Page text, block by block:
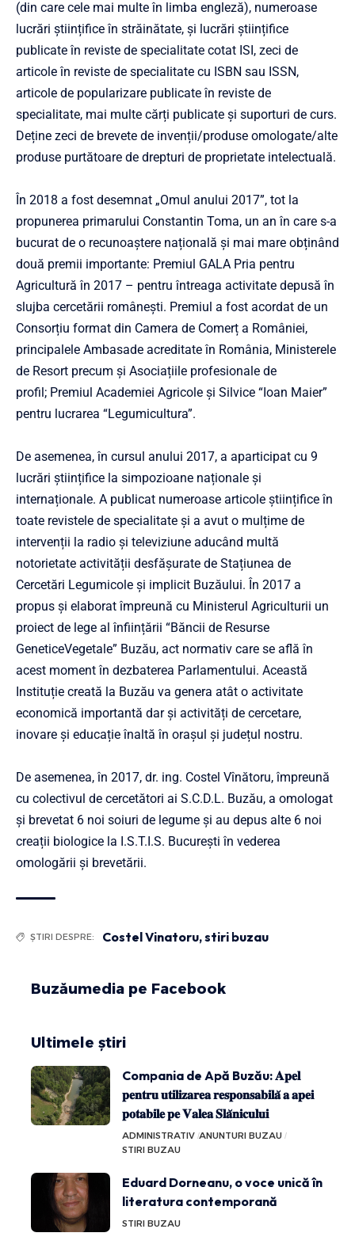
(din care cele mai multe în limba engleză), numeroase
lucrări științifice în străinătate, și lucrări științifice
publicate în reviste de specialitate cotat ISI, zeci de
articole în reviste de specialitate cu ISBN sau ISSN,
articole de popularizare publicate în reviste de
specialitate, mai multe cărți publicate și suporturi de curs.
Deține zeci de brevete de invenții/produse omologate/alte
produse purtătoare de drepturi de proprietate intelectuală.
În 2018 a fost desemnat „Omul anului 2017”, tot la
propunerea primarului Constantin Toma, un an în care s-a
bucurat de o recunoaștere națională și mai mare obținând
două premii importante: Premiul GALA Pria pentru
Agricultură în 2017 – pentru întreaga activitate depusă în
slujba cercetării românești. Premiul a fost acordat de un
Consorțiu format din Camera de Comerț a României,
principalele Ambasade acreditate în România, Ministerele
de Resort precum și Asociațiile profesionale de
profil; Premiul Academiei Agricole și Silvice “Ioan Maier”
pentru lucrarea “Legumicultura”.
De asemenea, în cursul anului 2017, a aparticipat cu 9
lucrări științifice la simpozioane naționale și
internaționale. A publicat numeroase articole științifice în
toate revistele de specialitate și a avut o mulțime de
intervenții la radio și televiziune aducând multă
notorietate activității desfășurate de Stațiunea de
Cercetări Legumicole și implicit Buzăului. În 2017 a
propus și elaborat împreună cu Ministerul Agriculturii un
proiect de lege al înființării “Băncii de Resurse
GeneticeVegetale” Buzău, act normativ care se află în
acest moment în dezbaterea Parlamentului. Această
Instituție creată la Buzău va genera atât o activitate
economică importantă dar și activități de cercetare,
inovare și educație înaltă în orașul și județul nostru.
De asemenea, în 2017, dr. ing. Costel Vînătoru, împreună
cu colectivul de cercetători ai S.C.D.L. Buzău, a omologat
și brevetat 6 noi soiuri de legume și au depus alte 6 noi
creații biologice la I.S.T.I.S. București în vederea
omologării și brevetării.
ȘTIRI DESPRE: Costel Vinatoru,stiri buzau
Buzăumedia pe Facebook
Ultimele știri
Compania de Apă Buzău: 𝐀𝐩𝐞𝐥
𝐩𝐞𝐧𝐭𝐫𝐮 𝐮𝐭𝐢𝐥𝐢𝐳𝐚𝐫𝐞𝐚 𝐫𝐞𝐬𝐩𝐨𝐧𝐬𝐚𝐛𝐢𝐥𝐚̆ 𝐚 𝐚𝐩𝐞𝐢
𝐩𝐨𝐭𝐚𝐛𝐢𝐥𝐞 𝐩𝐞 𝐕𝐚𝐥𝐞𝐚 𝐒𝐥𝐚̆𝐧𝐢𝐜𝐮𝐥𝐮𝐢
ADMINISTRATIV ANUNTURI BUZAU
STIRI BUZAU
Eduard Dorneanu, o voce unică în
literatura contemporană
STIRI BUZAU